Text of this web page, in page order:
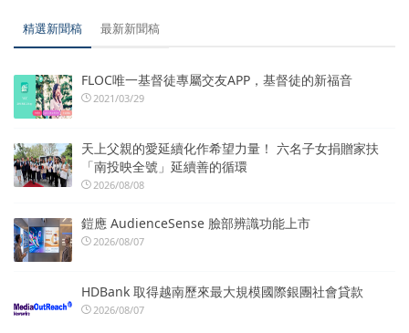
精選新聞稿 最新新聞稿
FLOC唯一基督徒專屬交友APP，基督徒的新福音
2021/03/29
天上父親的愛延續化作希望力量！ 六名子女捐贈家扶
「南投映全號」延續善的循環
2026/08/08
鎧應 AudienceSense 臉部辨識功能上市
2026/08/07
HDBank 取得越南歷來最大規模國際銀團社會貸款
2026/08/07